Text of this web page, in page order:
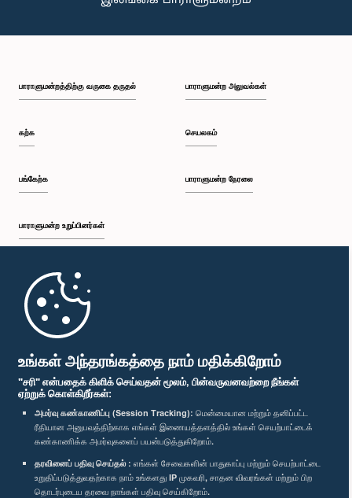
உங்கள் அந்தரங்கத்தை நாம் மதிக்கிறோம்
"சரி" என்பதைக் கிளிக் செய்வதன் மூலம், பின்வருவனவற்றை நீங்கள்
ஏற்றுக் கொள்கிறீர்கள்:
அமர்வு கண்காணிப்பு (Session Tracking): மென்மையான மற்றும் தனிப்பட்ட
ரீதியான அனுபவத்திற்காக எங்கள் இணையத்தளத்தில் உங்கள் செயற்பாட்டைக்
கண்காணிக்க அமர்வுகளைப் பயன்படுத்துகிறோம்.
தரவினைப் பதிவு செய்தல் : எங்கள் சேவைகளின் பாதுகாப்பு மற்றும் செயற்பாட்டை
உறுதிப்படுத்துவதற்காக நாம் உங்களது IP முகவரி, சாதன விவரங்கள் மற்றும் பிற
தொடர்புடைய தரவை நாங்கள் பதிவு செய்கிறோம்.
பாராளுமன்றத்திற்கு வருகை தருதல்
கற்க
பங்கேற்க
பாராளுமன்ற உறுப்பினர்கள்
முதற்பக்கம்
பாராளுமன்ற அலுவல்கள்
செயலகம்
பாராளுமன்ற நேரலை
பாராளுமன்ற கையடக்க செயலி
எம்மை பின்தொடர்க :
விருதுகள்